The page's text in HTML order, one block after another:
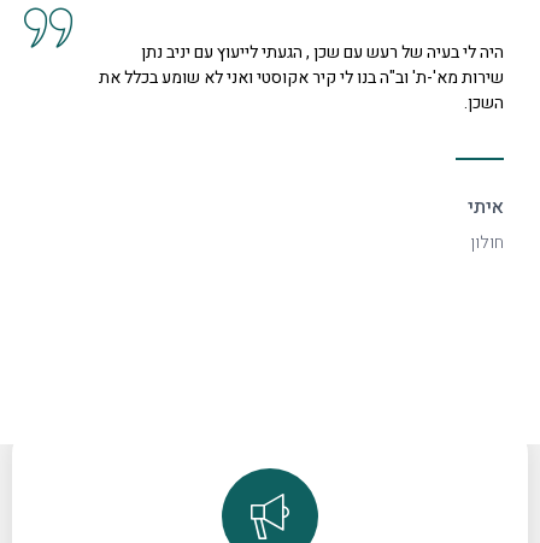
עם יניב נתן
לא שומע בכלל את
קיבלנו שרות מצוין, הסברים ותשובות
נחמדה מאוד בשם קרן היא המליצה לנו